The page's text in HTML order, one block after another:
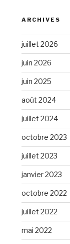
ARCHIVES
juillet 2026
juin 2026
juin 2025
août 2024
juillet 2024
octobre 2023
juillet 2023
janvier 2023
octobre 2022
juillet 2022
mai 2022